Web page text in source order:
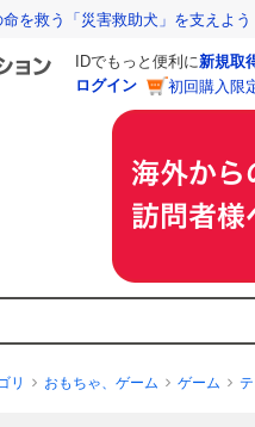
を救う「災害救助犬」を支えよう
IDでもっと便利に新規取
ログイン
初回購入限
リ おもちゃ、ゲーム ゲーム